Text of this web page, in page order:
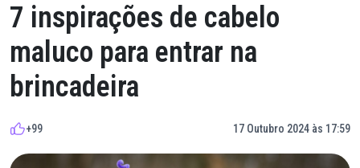
7 inspirações de cabelo
maluco para entrar na
brincadeira
+99 17 Outubro 2024 às 17:59